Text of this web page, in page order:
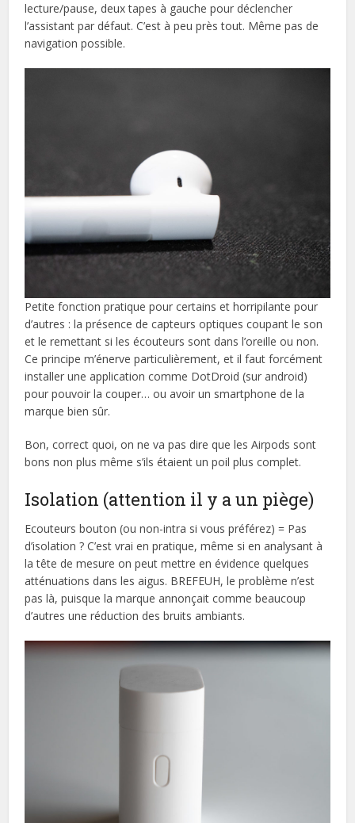
lecture/pause, deux tapes à gauche pour déclencher
l’assistant par défaut. C’est à peu près tout. Même pas de
navigation possible.
Petite fonction pratique pour certains et horripilante pour
d’autres : la présence de capteurs optiques coupant le son
et le remettant si les écouteurs sont dans l’oreille ou non.
Ce principe m’énerve particulièrement, et il faut forcément
installer une application comme DotDroid (sur android)
pour pouvoir la couper… ou avoir un smartphone de la
marque bien sûr.
Bon, correct quoi, on ne va pas dire que les Airpods sont
bons non plus même s’ils étaient un poil plus complet.
Isolation (attention il y a un piège)
Ecouteurs bouton (ou non-intra si vous préférez) = Pas
d’isolation ? C’est vrai en pratique, même si en analysant à
la tête de mesure on peut mettre en évidence quelques
atténuations dans les aigus. BREFEUH, le problème n’est
pas là, puisque la marque annonçait comme beaucoup
d’autres une réduction des bruits ambiants.